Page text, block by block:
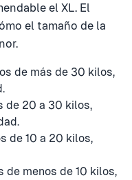
el XL. El
el tamaño de la
de más de 30 kilos,
de 20 a 30 kilos,
de 10 a 20 kilos,
de menos de 10 kilos,